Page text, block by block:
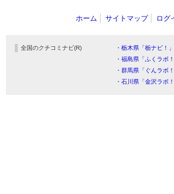
ホーム サイトマップ ログ
全国のクチコミナビ(R) ・栃木県「栃ナビ！」
・福島県「ふくラボ！
・群馬県「ぐんラボ！
・石川県「金沢ラボ！